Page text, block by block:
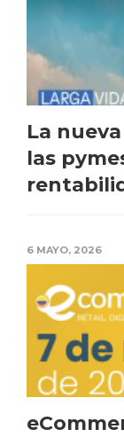
La
las
6 MAYO, 2026